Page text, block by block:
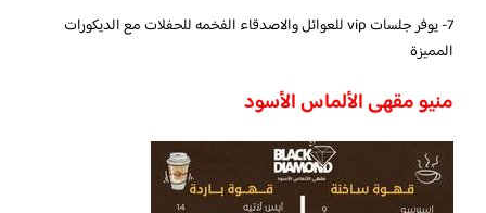
7- يوفر جلسات vip للعوائل والاصدقاء الفخمه للحفلات مع الديكورات
المميزة
منيو مقهى الألماس الأسود